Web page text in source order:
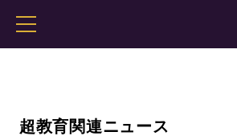
超教育関連ニュース